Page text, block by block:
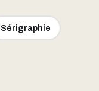
Sérigraphie